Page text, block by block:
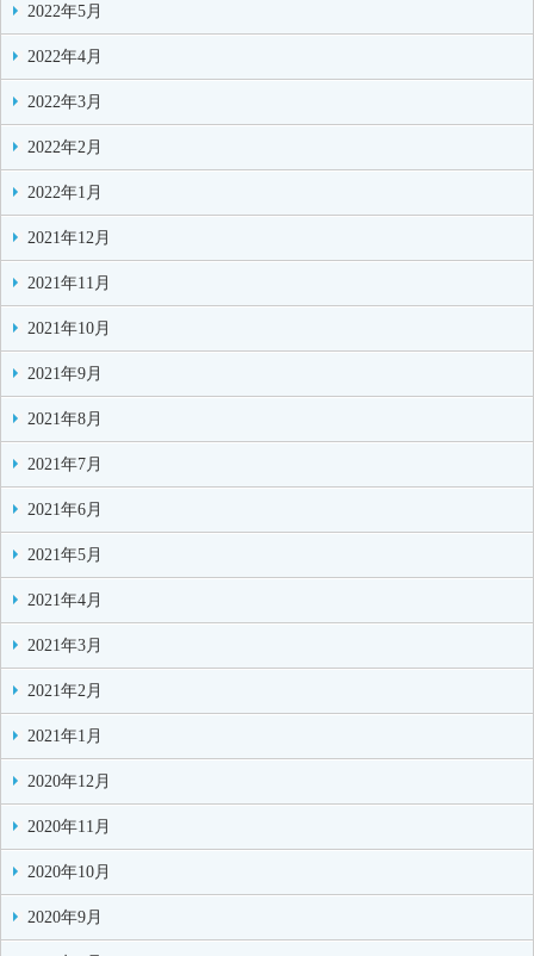
2022年5月
2022年4月
2022年3月
2022年2月
2022年1月
2021年12月
2021年11月
2021年10月
2021年9月
2021年8月
2021年7月
2021年6月
2021年5月
2021年4月
2021年3月
2021年2月
2021年1月
2020年12月
2020年11月
2020年10月
2020年9月